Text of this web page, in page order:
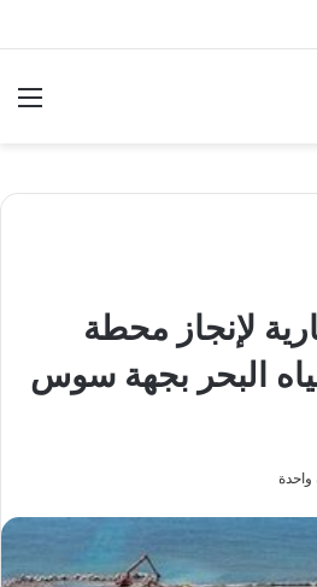
لإنجاز محطة
البحر بجهة سوس
واحدة